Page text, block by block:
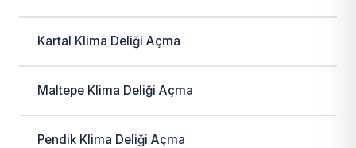
Kartal Klima Deliği Açma
Maltepe Klima Deliği Açma
Pendik Klima Deliği Açma